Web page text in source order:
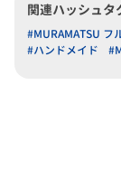
関連ハッシュタ
#MURAMATSU フ
#ハンドメイド